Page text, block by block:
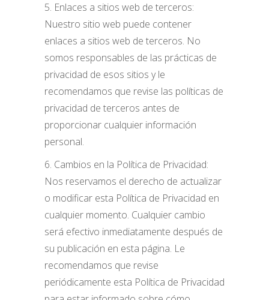
5. Enlaces a sitios web de terceros:
Nuestro sitio web puede contener
enlaces a sitios web de terceros. No
somos responsables de las prácticas de
privacidad de esos sitios y le
recomendamos que revise las políticas de
privacidad de terceros antes de
proporcionar cualquier información
personal.
6. Cambios en la Política de Privacidad:
Nos reservamos el derecho de actualizar
o modificar esta Política de Privacidad en
cualquier momento. Cualquier cambio
será efectivo inmediatamente después de
su publicación en esta página. Le
recomendamos que revise
periódicamente esta Política de Privacidad